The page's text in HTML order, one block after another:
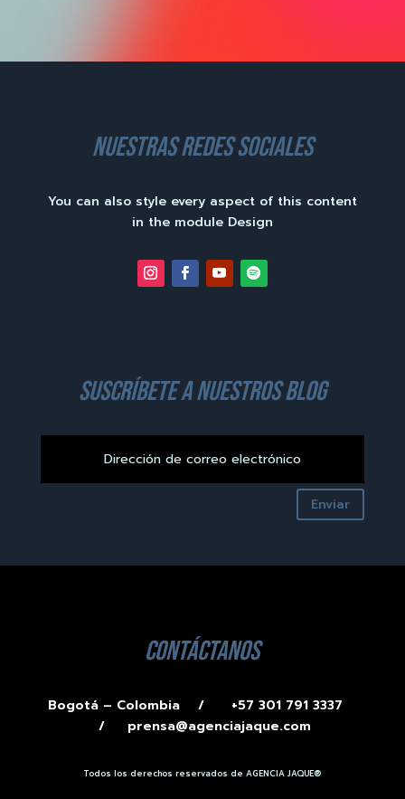
nuestras redes sociales
You can also style every aspect of this content
in the module Design
suscríbete a nuestros blog
Enviar
contáctanos
Bogotá – Colombia /
+57 301 791 3337
/ prensa@agenciajaque.com
Todos los derechos reservados de AGENCIA JAQUE®